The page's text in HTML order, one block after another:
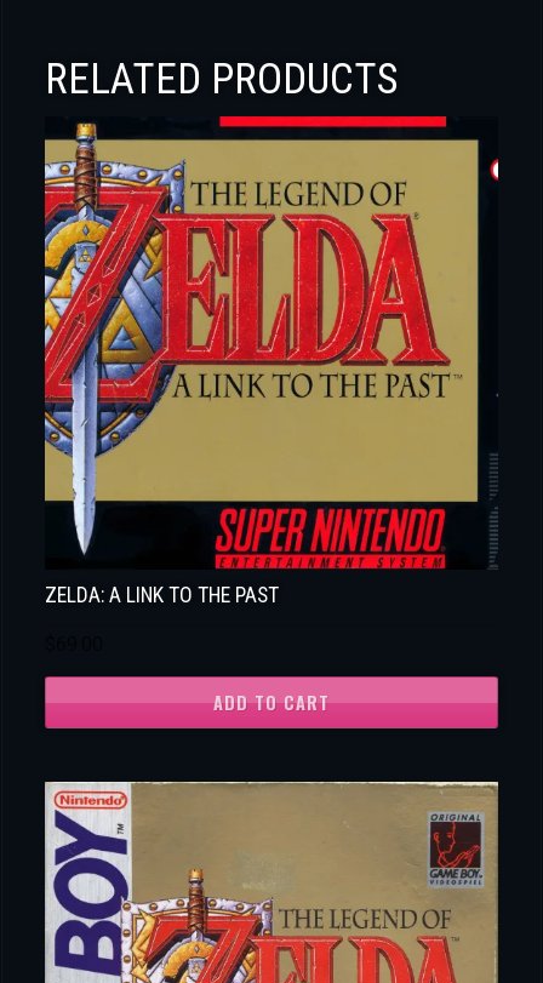
RELATED PRODUCTS
ZELDA: A LINK TO THE PAST
ADD TO CART